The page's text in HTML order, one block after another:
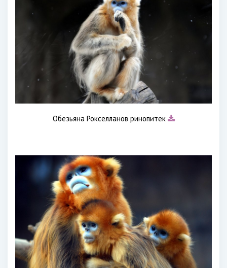
Обезьяна Рокселланов ринопитек